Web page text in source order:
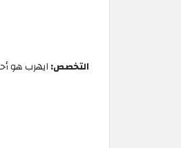
التخصص: